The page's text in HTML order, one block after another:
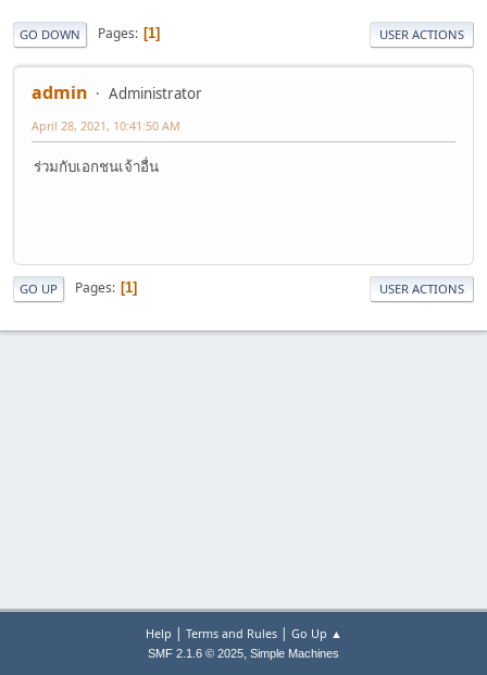
GO DOWN Pages 1 USER ACTIONS
admin Administrator
April 28, 2021, 10:41:50 AM
ร่วมกับเอกชนเจ้าอื่น
GO UP Pages 1 USER ACTIONS
Help | Terms and Rules| Go Up ▲
SMF 2.1.6 © 2025, Simple Machines